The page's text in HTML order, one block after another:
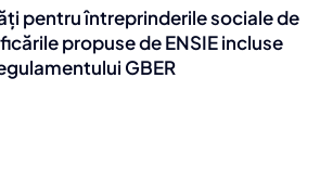
pentru întreprinderile sociale de
propuse de ENSIE incluse
GBER